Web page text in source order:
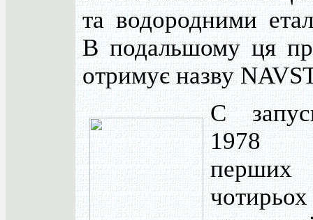
та водородними
В подальшому ця
отримує назву
С
1978
перших
чотирьох